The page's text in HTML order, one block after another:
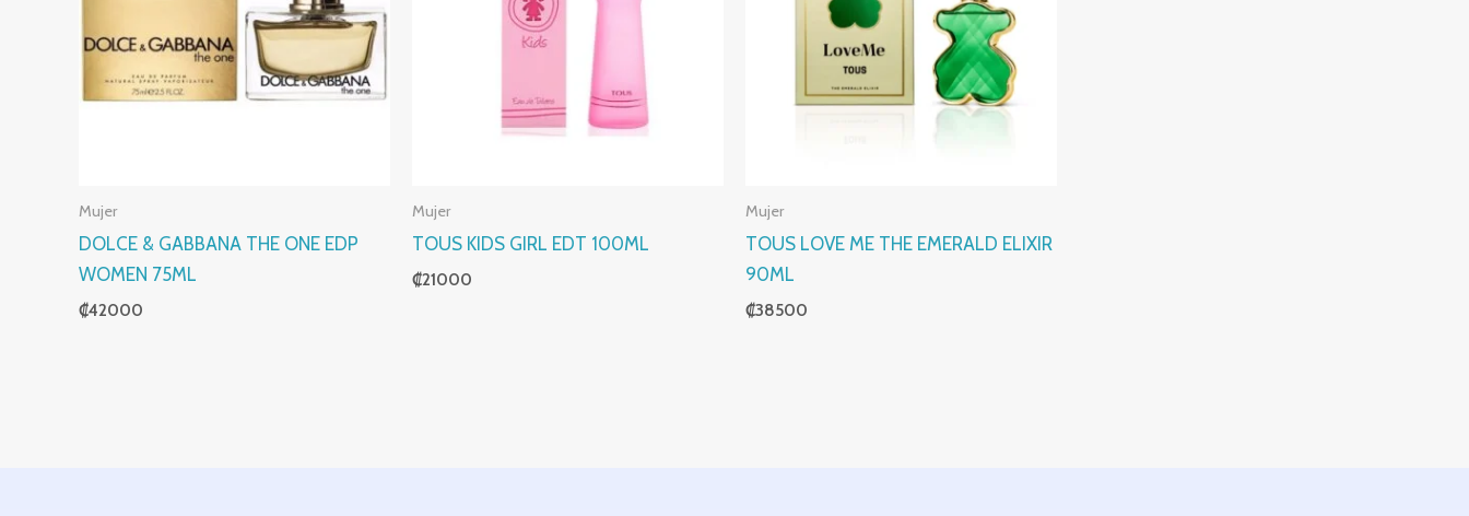
Mujer
DOLCE & GABBANA THE ONE EDP
WOMEN 75ML
₡42000
Mujer
TOUS KIDS GIRL EDT 100ML
₡21000
Mujer
TOUS LOVE ME THE EMERALD ELIXIR
90ML
₡38500